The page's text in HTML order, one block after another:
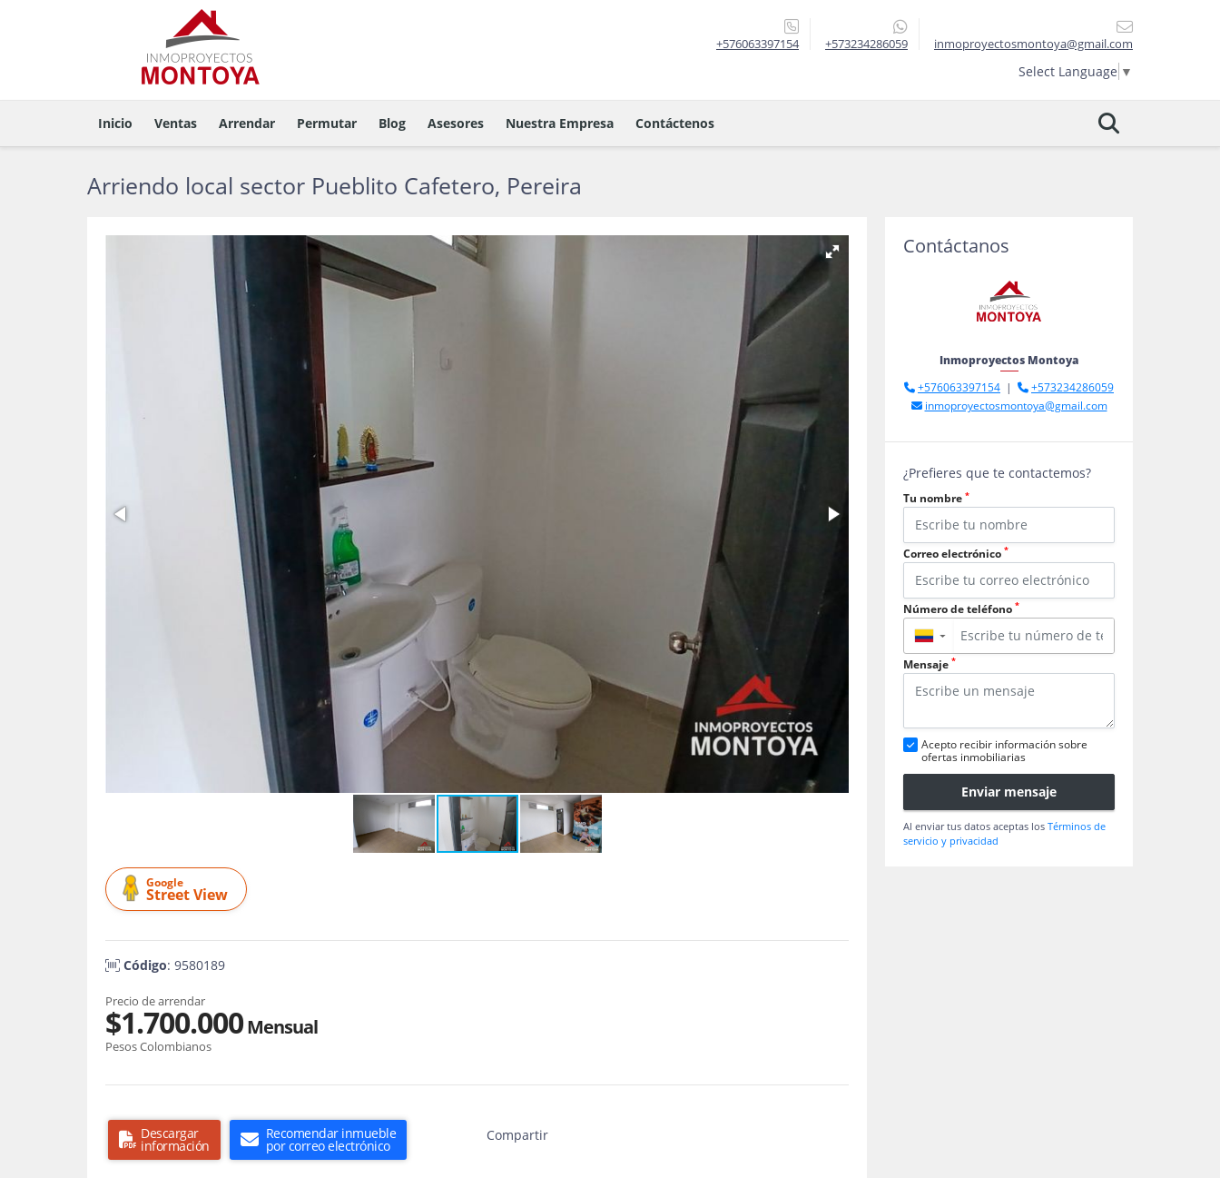
+576063397154 +573234286059 inmoproyectosmontoya@gmail.com
Select Language ▼
Inicio Ventas Arrendar Permutar Blog Asesores Nuestra Empresa Contáctenos
Arriendo local sector Pueblito Cafetero, Pereira
Google
Street View
Código: 9580189
Precio de arrendar
$1.700.000Mensual
Pesos Colombianos
Descargar
información
Recomendar inmueble
por correo electrónico
Compartir
Contáctanos
Inmoproyectos Montoya
+576063397154 |
+573234286059
inmoproyectosmontoya@gmail.com
¿Prefieres que te contactemos?
Tu nombre *
Correo electrónico *
Número de teléfono *
▼
Mensaje *
Acepto recibir información sobre
ofertas inmobiliarias
Enviar mensaje
Al enviar tus datos aceptas los Términos de
servicio y privacidad